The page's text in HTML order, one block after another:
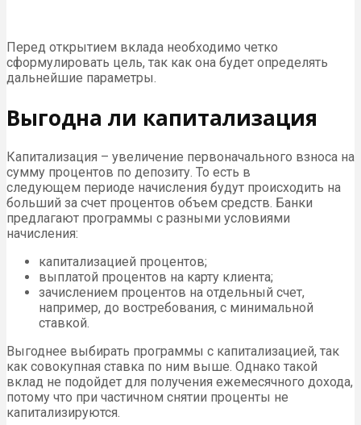
Перед открытием вклада необходимо четко
сформулировать цель, так как она будет определять
дальнейшие параметры.
Выгодна ли капитализация
Капитализация – увеличение первоначального взноса на
сумму процентов по депозиту. То есть в
следующем периоде начисления будут происходить на
больший за счет процентов объем средств. Банки
предлагают программы с разными условиями
начисления:
капитализацией процентов;
выплатой процентов на карту клиента;
зачислением процентов на отдельный счет,
например, до востребования, с минимальной
ставкой.
Выгоднее выбирать программы с капитализацией, так
как совокупная ставка по ним выше. Однако такой
вклад не подойдет для получения ежемесячного дохода,
потому что при частичном снятии проценты не
капитализируются.